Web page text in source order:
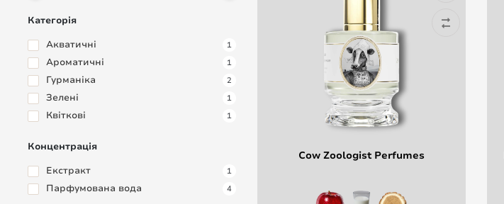
Категорія
Акватичні
1
Ароматичні 1
Гурманіка 2
Зелені 1
Квіткові 1
Концентрація
Екстракт
1
Парфумована вода 4
Cow Zoologist Perfumes